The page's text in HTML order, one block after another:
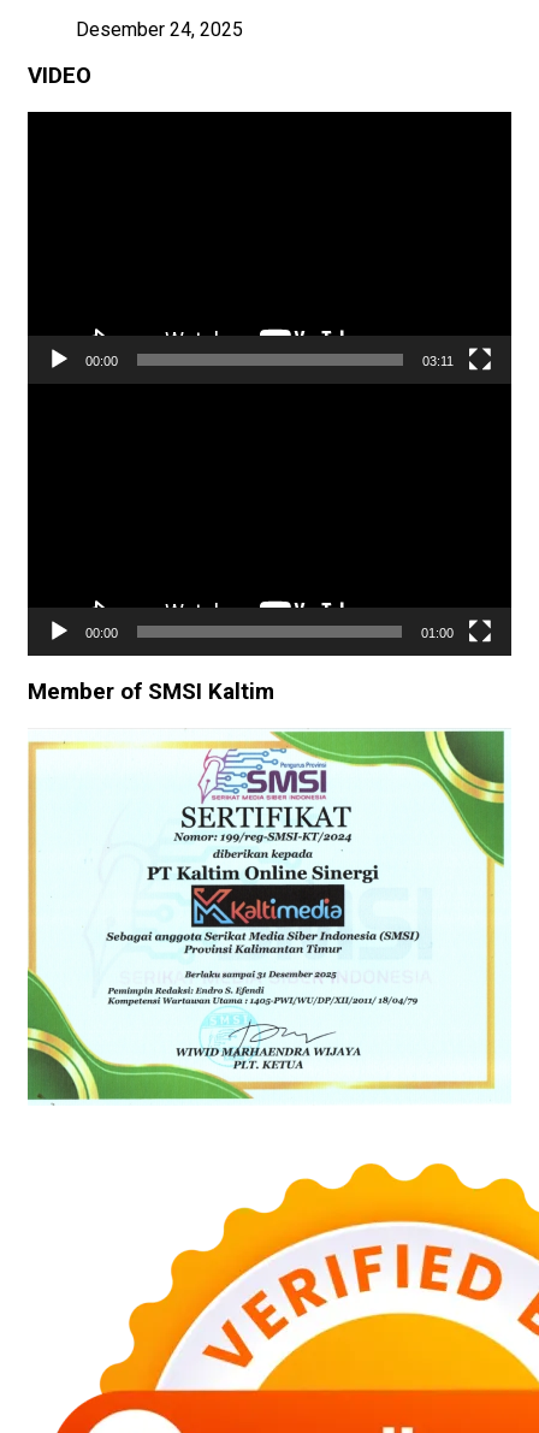
Desember 24, 2025
VIDEO
00:00 03:11
00:00 01:00
Member of SMSI Kaltim